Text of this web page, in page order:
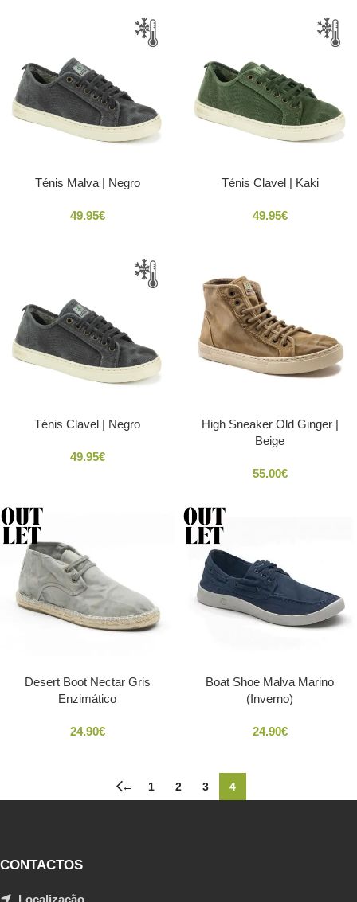
Ténis Malva | Negro
49.95€
Ténis Clavel | Kaki
49.95€
Ténis Clavel | Negro
49.95€
High Sneaker Old Ginger |
Beige
55.00€
Desert Boot Nectar Gris
Enzimático
24.90€
Boat Shoe Malva Marino
(Inverno)
24.90€
← 1 2 3 4
CONTACTOS
Localização